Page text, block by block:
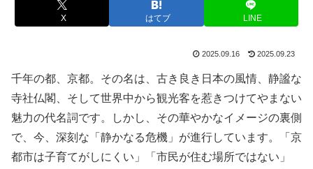
X はてブ LINE
2025.09.16 2025.09.23
千年の都、京都。その名は、古き良き日本の風情、静謐な
寺社仏閣、そして世界中から観光客を惹きつけてやまない
魅力の代名詞です。しかし、その華やかなイメージの裏側
で、今、深刻な「静かなる危機」が進行しています。「京
都市は子育てがしにくい」「市民が住む場所ではない」